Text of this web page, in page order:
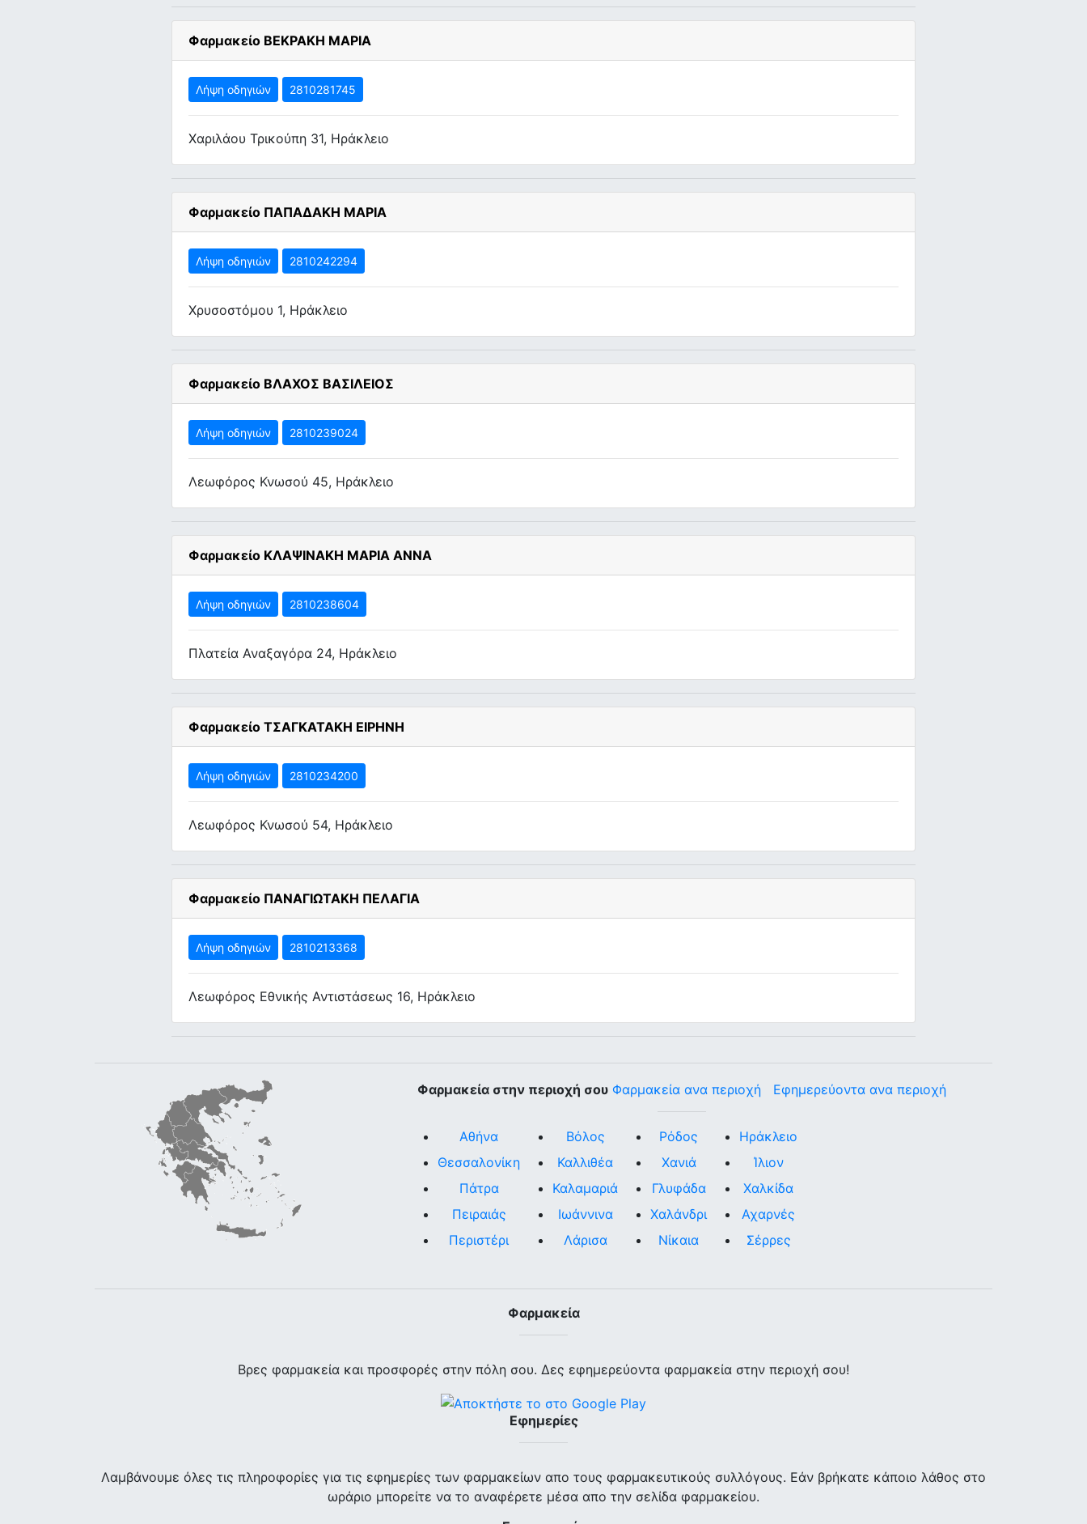
Φαρμακείο ΒΕΚΡΑΚΗ ΜΑΡΙΑ
Λήψη οδηγιών 2810281745
Χαριλάου Τρικούπη 31, Ηράκλειο
Φαρμακείο ΠΑΠΑΔΑΚΗ ΜΑΡΙΑ
Λήψη οδηγιών 2810242294
Χρυσοστόμου 1, Ηράκλειο
Φαρμακείο ΒΛΑΧΟΣ ΒΑΣΙΛΕΙΟΣ
Λήψη οδηγιών 2810239024
Λεωφόρος Κνωσού 45, Ηράκλειο
Φαρμακείο ΚΛΑΨΙΝΑΚΗ ΜΑΡΙΑ ΑΝΝΑ
Λήψη οδηγιών 2810238604
Πλατεία Αναξαγόρα 24, Ηράκλειο
Φαρμακείο ΤΣΑΓΚΑΤΑΚΗ ΕΙΡΗΝΗ
Λήψη οδηγιών 2810234200
Λεωφόρος Κνωσού 54, Ηράκλειο
Φαρμακείο ΠΑΝΑΓΙΩΤΑΚΗ ΠΕΛΑΓΙΑ
Λήψη οδηγιών 2810213368
Λεωφόρος Εθνικής Αντιστάσεως 16, Ηράκλειο
Φαρμακεία στην περιοχή σου Φαρμακεία ανα περιοχή Εφημερεύοντα ανα περιοχή
Αθήνα
Θεσσαλονίκη
Πάτρα
Πειραιάς
Περιστέρι
Βόλος
Καλλιθέα
Καλαμαριά
Ιωάννινα
Λάρισα
Ρόδος
Χανιά
Γλυφάδα
Χαλάνδρι
Νίκαια
Ηράκλειο
Ίλιον
Χαλκίδα
Αχαρνές
Σέρρες
Φαρμακεία
Βρες φαρμακεία και προσφορές στην πόλη σου. Δες εφημερεύοντα φαρμακεία στην περιοχή σου!
Εφημερίες
Λαμβάνουμε όλες τις πληροφορίες για τις εφημερίες των φαρμακείων απο τους φαρμακευτικούς συλλόγους. Εάν βρήκατε κάποιο λάθος στο
ωράριο μπορείτε να το αναφέρετε μέσα απο την σελίδα φαρμακείου.